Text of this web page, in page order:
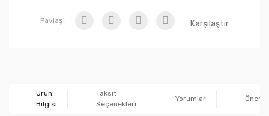
Paylaş : Karşılaştır
Ürün
Bilgisi
Taksit
Seçenekleri
Yorumlar